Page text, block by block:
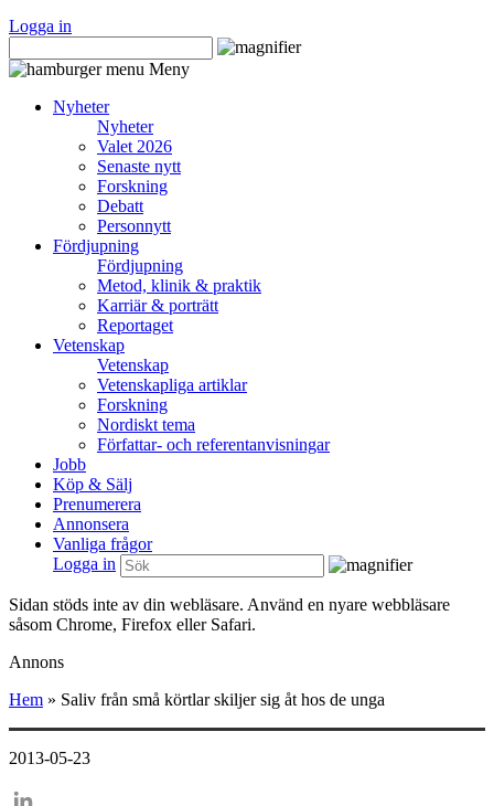
Logga in
Meny
Nyheter
Nyheter
Valet 2026
Senaste nytt
Forskning
Debatt
Personnytt
Fördjupning
Fördjupning
Metod, klinik & praktik
Karriär & porträtt
Reportaget
Vetenskap
Vetenskap
Vetenskapliga artiklar
Forskning
Nordiskt tema
Författar- och referentanvisningar
Jobb
Köp & Sälj
Prenumerera
Annonsera
Vanliga frågor
Logga in
Sidan stöds inte av din webläsare. Använd en nyare webbläsare
såsom Chrome, Firefox eller Safari.
Annons
Hem » Saliv från små körtlar skiljer sig åt hos de unga
2013-05-23